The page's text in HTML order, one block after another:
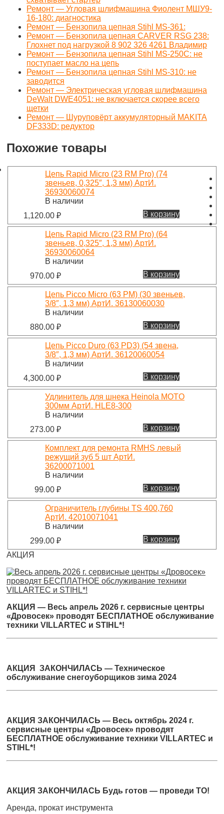
Ремонт — Угловая шлифмашина Фиолент МШУ9-
16-180: диагностика
Ремонт — Бензопила цепная Stihl MS-361:
Ремонт — Бензопила цепная CARVER RSG 238:
Глохнет под нагрузкой 8 902 326 4261 Владимир
Ремонт — Бензопила цепная Stihl MS-250C: не
поступает масло на цепь
Ремонт — Бензопила цепная Stihl MS-310: не
заводится
Ремонт — Электрическая угловая шлифмашина
DeWalt DWE4051: не включается скорее всего
щетки
Ремонт — Шуруповёрт аккумуляторный MAKITA
DF333D: редуктор
Похожие товары
Цепь Rapid Micro (23 RM Pro) (74
звеньев, 0,325″, 1,3 мм) АртИ.
36930060074
В наличии
1,120.00 ₽ В корзину
Цепь Rapid Micro (23 RM Pro) (64
звеньев, 0,325″, 1,3 мм) АртИ.
36930060064
В наличии
970.00 ₽ В корзину
Цепь Picco Micro (63 PM) (30 звеньев,
3/8″, 1,3 мм) АртИ. 36130060030
В наличии
880.00 ₽ В корзину
Цепь Picco Duro (63 PD3) (54 звена,
3/8″, 1,3 мм) АртИ. 36120060054
В наличии
4,300.00 ₽ В корзину
Удлинитель для шнека Heinola MOTO
300мм АртИ. HLE8-300
В наличии
273.00 ₽ В корзину
Комплект для ремонта RMHS левый
режущий зуб 5 шт АртИ.
36200071001
В наличии
99.00 ₽ В корзину
Ограничитель глубины TS 400,760
АртИ. 42010071041
В наличии
299.00 ₽
В корзину
АКЦИЯ
АКЦИЯ — Весь апрель 2026 г. сервисные центры
«Дровосек» проводят БЕСПЛАТНОЕ обслуживание
техники VILLARTEC и STIHL*!
АКЦИЯ ЗАКОНЧИЛАСЬ — Техническое
обслуживание снегоуборщиков зима 2024
АКЦИЯ ЗАКОНЧИЛАСЬ — Весь октябрь 2024 г.
сервисные центры «Дровосек» проводят
БЕСПЛАТНОЕ обслуживание техники VILLARTEC и
STIHL*!
АКЦИЯ ЗАКОНЧИЛАСЬ Будь готов — проведи ТО!
Аренда, прокат инструмента